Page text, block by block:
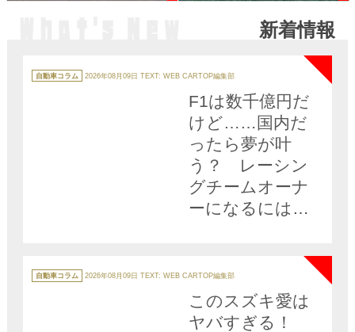
新着情報
テ
ゴ
自動車コラム 2026年08月09日 TEXT: WEB CARTOP編集部
NEW
F1は数千億円だ
けど……国内だ
ったら夢が叶
う？ レーシン
グチームオーナ
ーになるには幾
役チームに聞い
てみた
テ
ゴ
自動車コラム 2026年08月09日 TEXT: WEB CARTOP編集部
このスズキ愛は
ヤバすぎる！